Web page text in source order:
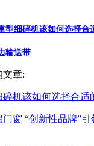
型细碎机该如何选择合
输送带
文章:
碎机该如何选择合适
窗 “创新性品牌”